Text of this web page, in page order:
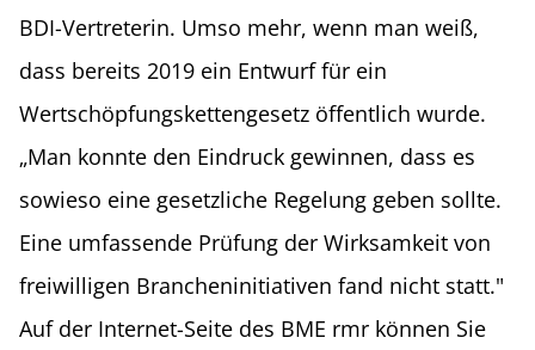
BDI-Vertreterin. Umso mehr, wenn man weiß,
dass bereits 2019 ein Entwurf für ein
Wertschöpfungskettengesetz öffentlich wurde.
„Man konnte den Eindruck gewinnen, dass es
sowieso eine gesetzliche Regelung geben sollte.
Eine umfassende Prüfung der Wirksamkeit von
freiwilligen Brancheninitiativen fand nicht statt."
Auf der Internet-Seite des BME rmr können Sie